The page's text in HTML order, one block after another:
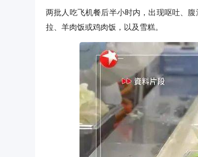
两批人吃飞机餐后半小时内，出现呕吐、
拉、羊肉饭或鸡肉饭，以及雪糕。